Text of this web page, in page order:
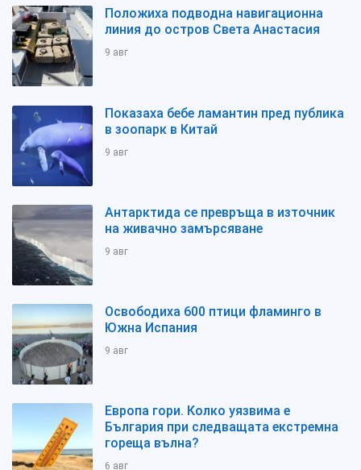
Положиха подводна навигационна
линия до остров Света Анастасия
9 авг
Показаха бебе ламантин пред публика
в зоопарк в Китай
9 авг
Антарктида се превръща в източник
на живачно замърсяване
9 авг
Освободиха 600 птици фламинго в
Южна Испания
9 авг
Европа гори. Колко уязвима е
България при следващата екстремна
гореща вълна?
6 авг